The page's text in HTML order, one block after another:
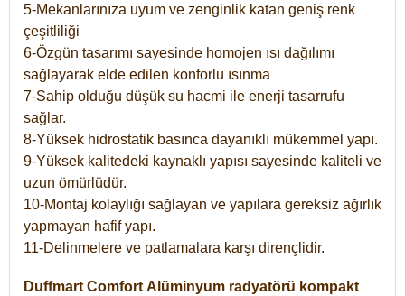
5-Mekanlarınıza uyum ve zenginlik katan geniş renk
çeşitliliği
6-Özgün tasarımı sayesinde homojen ısı dağılımı
sağlayarak elde edilen konforlu ısınma
7-Sahip olduğu düşük su hacmi ile enerji tasarrufu
sağlar.
8-Yüksek hidrostatik basınca dayanıklı mükemmel yapı.
9-Yüksek kalitedeki kaynaklı yapısı sayesinde kaliteli ve
uzun ömürlüdür.
10-Montaj kolaylığı sağlayan ve yapılara gereksiz ağırlık
yapmayan hafif yapı.
11-Delinmelere ve patlamalara karşı dirençlidir.
Duffmart Comfort Alüminyum radyatörü kompakt